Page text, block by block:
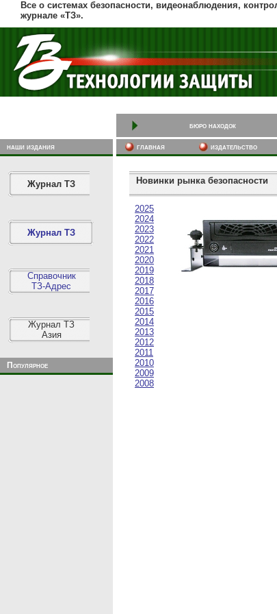
Все о системах безопасности, видеонаблюдения,
журнале «ТЗ».
бюро находок
наши издания главная издательство
Журнал ТЗ
Журнал ТЗ
Справочник
ТЗ-Адрес
Журнал ТЗ
Азия
Популярное
Новинки рынка безопасности
2025
2024
2023
2022
2021
2020
2019
2018
2017
2016
2015
2014
2013
2012
2011
2010
2009
2008